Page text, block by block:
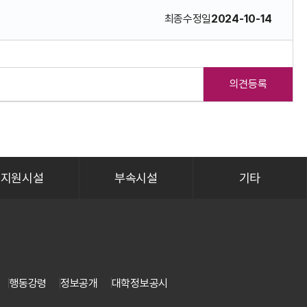
최종수정일2024-10-14
의견등록
지원시설 부속시설 기타
행동강령 정보공개 대학정보공시